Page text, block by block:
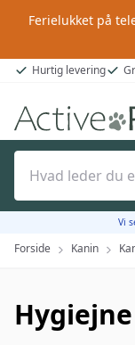
Ferielukket på
Hurtig levering
Forside Kanin
Vi